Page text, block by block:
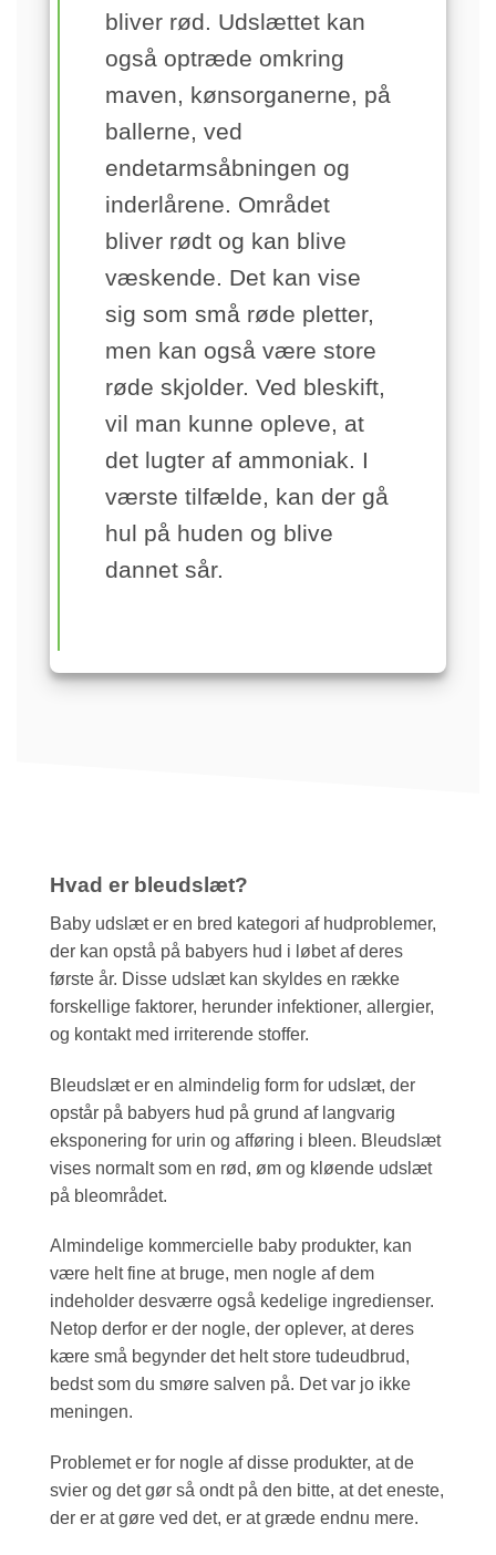
bliver rød. Udslættet kan
også optræde omkring
maven, kønsorganerne, på
ballerne, ved
endetarmsåbningen og
inderlårene. Området
bliver rødt og kan blive
væskende. Det kan vise
sig som små røde pletter,
men kan også være store
røde skjolder. Ved bleskift,
vil man kunne opleve, at
det lugter af ammoniak. I
værste tilfælde, kan der gå
hul på huden og blive
dannet sår.
Hvad er bleudslæt?
Baby udslæt er en bred kategori af hudproblemer,
der kan opstå på babyers hud i løbet af deres
første år. Disse udslæt kan skyldes en række
forskellige faktorer, herunder infektioner, allergier,
og kontakt med irriterende stoffer.
Bleudslæt er en almindelig form for udslæt, der
opstår på babyers hud på grund af langvarig
eksponering for urin og afføring i bleen. Bleudslæt
vises normalt som en rød, øm og kløende udslæt
på bleområdet.
Almindelige kommercielle baby produkter, kan
være helt fine at bruge, men nogle af dem
indeholder desværre også kedelige ingredienser.
Netop derfor er der nogle, der oplever, at deres
kære små begynder det helt store tudeudbrud,
bedst som du smøre salven på. Det var jo ikke
meningen.
Problemet er for nogle af disse produkter, at de
svier og det gør så ondt på den bitte, at det eneste,
der er at gøre ved det, er at græde endnu mere.